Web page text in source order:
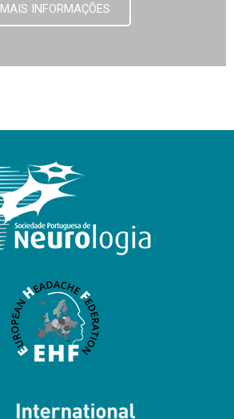
MAIS INFORMAÇÕES